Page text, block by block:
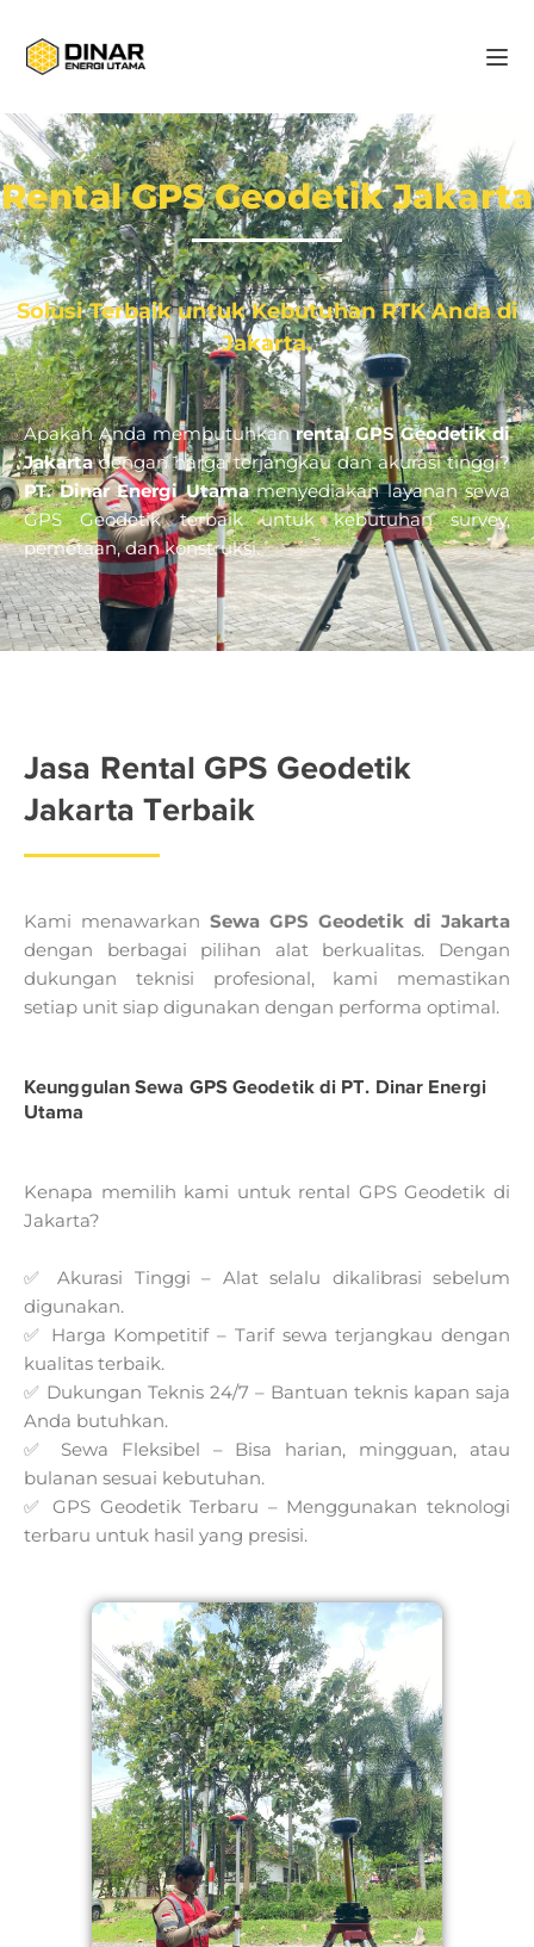
Rental GPS Geodetik Jakarta
Solusi Terbaik untuk Kebutuhan RTK Anda di
Jakarta.
Apakah Anda membutuhkanrental GPS Geodetik di
Jakartadengan harga terjangkau dan akurasi tinggi?
PT. Dinar Energi Utamamenyediakan layanan sewa
GPS Geodetik terbaik untuk kebutuhan survey,
pemetaan, dan konstruksi.
Jasa Rental GPS Geodetik
Jakarta Terbaik
Kami menawarkan Sewa GPS Geodetik di Jakarta
dengan berbagai pilihan alat berkualitas. Dengan
dukungan teknisi profesional, kami memastikan
setiap unit siap digunakan dengan performa optimal.
Keunggulan Sewa GPS Geodetik di PT. Dinar Energi
Utama
Kenapa memilih kami untuk rental GPS Geodetik di
Jakarta?
✅ Akurasi Tinggi – Alat selalu dikalibrasi sebelum
digunakan.
✅ Harga Kompetitif – Tarif sewa terjangkau dengan
kualitas terbaik.
✅ Dukungan Teknis 24/7 – Bantuan teknis kapan saja
Anda butuhkan.
✅ Sewa Fleksibel – Bisa harian, mingguan, atau
bulanan sesuai kebutuhan.
✅ GPS Geodetik Terbaru – Menggunakan teknologi
terbaru untuk hasil yang presisi.